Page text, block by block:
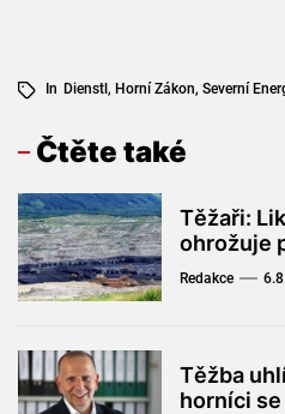
In Dienstl , Horní Zákon, Severní
Čtěte také
Těžaři:
ohrožuje
Redakce
Těžba
horníci